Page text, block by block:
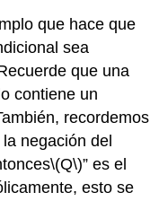
que hace que
sea
que una
contiene un
recordemos
negación del
\(Q\)” es el
esto se